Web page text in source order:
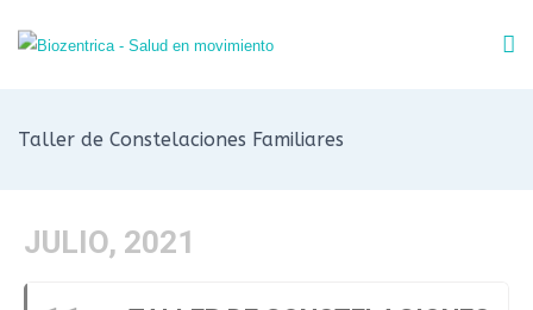
Taller de Constelaciones Familiares
JULIO, 2021